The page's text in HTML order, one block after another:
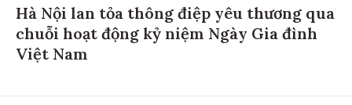
Hà Nội lan tỏa thông điệp yêu thương qua
chuỗi hoạt động kỷ niệm Ngày Gia đình
Việt Nam